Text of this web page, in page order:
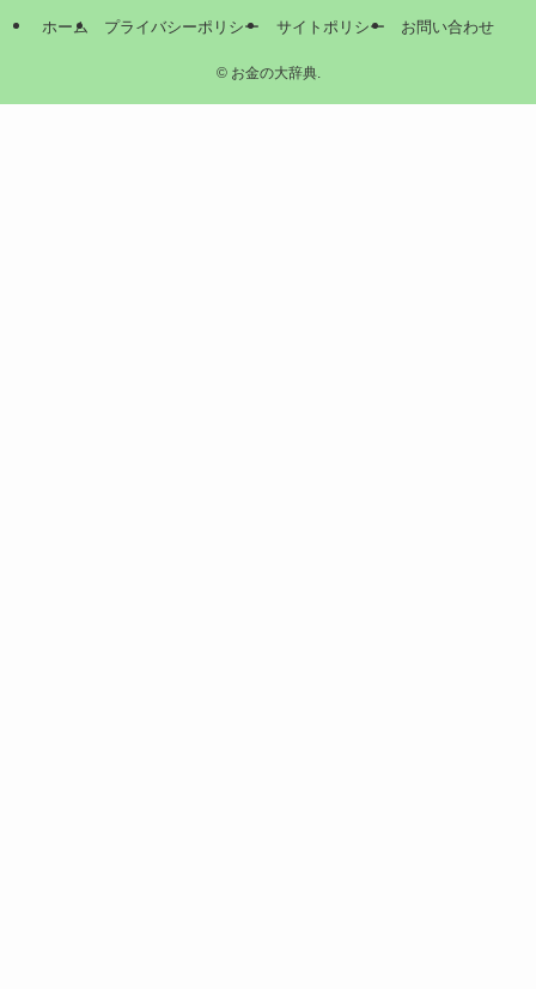
ホーム プライバシーポリシー サイトポリシー お問い合わせ
©お金の大辞典.